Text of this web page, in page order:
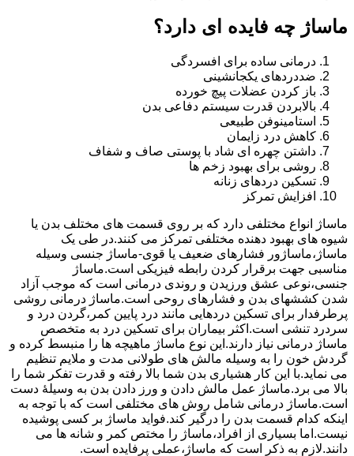
ماساژ چه فایده ای دارد؟
درمانی ساده برای افسردگی
ضددردهای یکجانشینی
باز کردن عضلات پیچ خورده
بالابردن قدرت سیستم دفاعی بدن
استامینوفن طبیعی
کاهش درد زایمان
داشتن چهره ای شاد با پوستی صاف و شفاف
روشی برای بهبود زخم ها
تسکین دردهای زنانه
افزایش تمرکز
ماساژ انواع مختلفی دارد که بر روی قسمت های مختلف بدن یا
شیوه های بهبود دهنده مختلفی تمرکز می کنند.در طی یک
ماساژ،ماساژور فشارهای ضعیف یا قوی-ماساژ جنسی وسیله
مناسبی جهت برقرار کردن رابطه فیزیکی است.ماساژ
جنسی،نوعی عشق ورزیدن و روندی درمانی است که موجب آزاد
شدن کششهای بدن و فشارهای روحی است.ماساژ درمانی روشی
پرطرفدار برای تسکین دردهایی مانند درد پایین کمر،گردن درد و
سردرد تنشی است.اکثر بیماران برای تسکین درد به متخصص
ماساژ درمانی نیاز دارند.این نوع ماساژ ماهیچه ها را منبسط کرده و
گردش خون را به وسیله مالش های طولانی مدت و ملایم تنظیم
می نماید.با این کار هشیاری بدن شما بالا رفته و قدرت تفکر شما را
بالا می برد.ماساژ عمل مالش دادن و ورز دادن بدن به وسیلۀ دست
است.ماساژ درمانی شامل روش های مختلفی است که با توجه به
اینکه کدام قسمت بدن را درگیر کند.فواید ماساژ بر کسی پوشیده
نیست.اما بسیاری از افراد،ماساژ را مختص کمر و شانه ها می
دانند.لازم به ذکر است که ماساژ،عملی پرفایده است.